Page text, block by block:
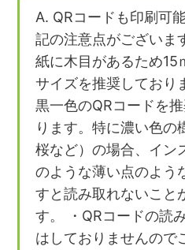
A. QRコードも印刷可
記の注意点がございま
紙に木目があるため15
サイズを推奨しており
黒一色のQRコードを
ります。特に濃い色の
桜など）の場合、イン
のような薄い点のよう
すと読み取れないこと
す。 ・QRコードの読
はしておりませんので